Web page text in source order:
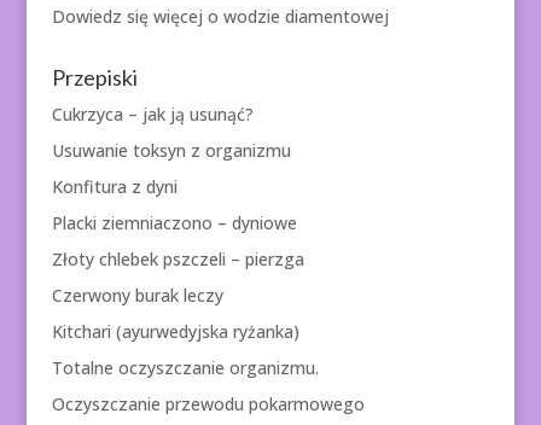
Dowiedz się więcej o wodzie diamentowej
Przepiski
Cukrzyca – jak ją usunąć?
Usuwanie toksyn z organizmu
Konfitura z dyni
Placki ziemniaczono – dyniowe
Złoty chlebek pszczeli – pierzga
Czerwony burak leczy
Kitchari (ayurwedyjska ryżanka)
Totalne oczyszczanie organizmu.
Oczyszczanie przewodu pokarmowego